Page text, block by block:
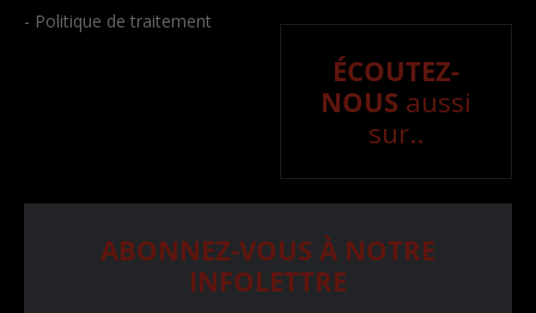
- Politique de traitement
ÉCOUTEZ-
NOUS aussi
sur..
ABONNEZ-VOUS À NOTRE
INFOLETTRE